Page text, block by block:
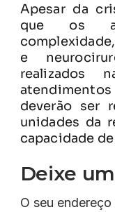
Apesar da
que os
e
realizados
deverão ser
unidades da
capacidade
Deixe
O seu